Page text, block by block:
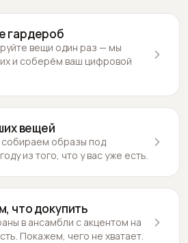
гардероб
вещи один раз — мы
и соберём ваш цифровой
вещей
образы под
из того, что у вас уже есть.
что докупить
в ансамбли с акцентом на
Покажем, чего не хватает.